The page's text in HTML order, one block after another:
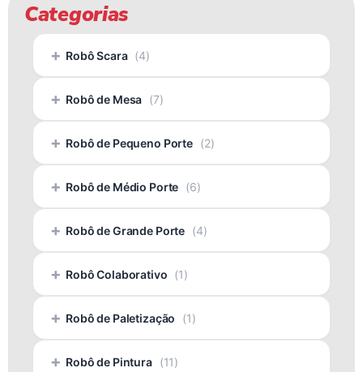
Categorias
+ Robô Scara (4)
+ Robô de Mesa (7)
+ Robô de Pequeno Porte (2)
+ Robô de Médio Porte (6)
+ Robô de Grande Porte (4)
+ Robô Colaborativo (1)
+ Robô de Paletização (1)
+ Robô de Pintura (11)